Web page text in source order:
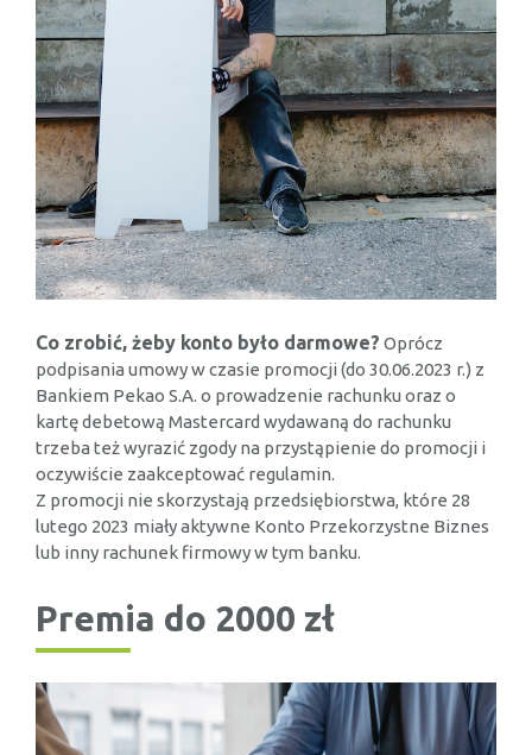
Co zrobić, żeby konto było darmowe? Oprócz
podpisania umowy w czasie promocji (do 30.06.2023 r.) z
Bankiem Pekao S.A. o prowadzenie rachunku oraz o
kartę debetową Mastercard wydawaną do rachunku
trzeba też wyrazić zgody na przystąpienie do promocji i
oczywiście zaakceptować regulamin.
Z promocji nie skorzystają przedsiębiorstwa, które 28
lutego 2023 miały aktywne Konto Przekorzystne Biznes
lub inny rachunek firmowy w tym banku.
Premia do 2000 zł